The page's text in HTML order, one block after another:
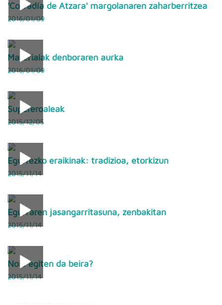
'Cofradía de Atzara' margolanaren zaharberritzea
2016/01/09
Materialak denboraren aurka
2016/01/09
Supereroaleak
2015/12/05
Egurrezko eraikinak: tradizioa, etorkizun
2015/11/14
Egurraren jasangarritasuna, zenbakitan
2015/11/14
Nola egiten da beira?
2015/11/14